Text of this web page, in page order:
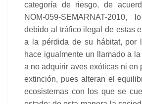
categoría de riesgo, de
NOM-059-SEMARNAT-2010,
debido al tráfico ilegal de estas
a la pérdida de su hábitat, por
hace igualmente un llamado a
a no adquirir aves exóticas ni en
extinción, pues alteran el
ecosistemas con los que se